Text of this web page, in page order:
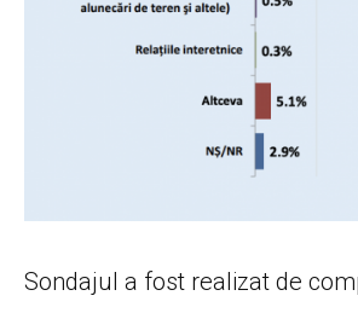
Sondajul a fost realizat de